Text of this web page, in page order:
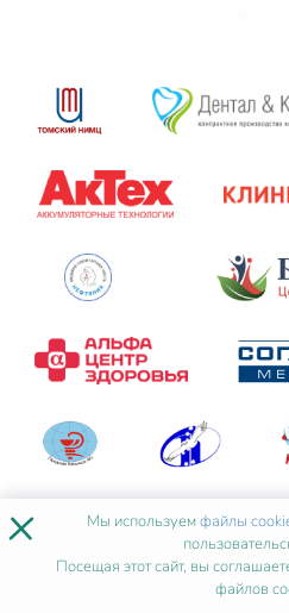
× Мы используемфайлы
Посещая этот сайт, вы
файлов